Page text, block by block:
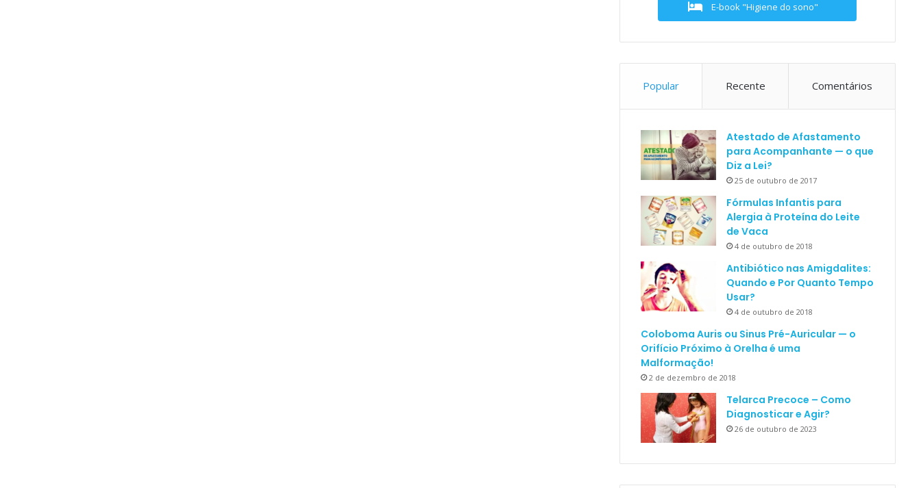
E-book "Higiene do sono"
Popular Recente Comentários
Atestado de Afastamento
para Acompanhante — o que
Diz a Lei?
25 de outubro de 2017
Fórmulas Infantis para
Alergia à Proteína do Leite
de Vaca
4 de outubro de 2018
Antibiótico nas Amigdalites:
Quando e Por Quanto Tempo
Usar?
4 de outubro de 2018
Coloboma Auris ou Sinus Pré-Auricular — o
Orifício Próximo à Orelha é uma
Malformação!
2 de dezembro de 2018
Telarca Precoce – Como
Diagnosticar e Agir?
26 de outubro de 2023